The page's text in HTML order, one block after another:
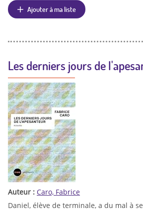
Ajouter à ma liste
Les derniers jours de
Auteur : Caro, Fabrice
Daniel, élève de terminale, a du mal à